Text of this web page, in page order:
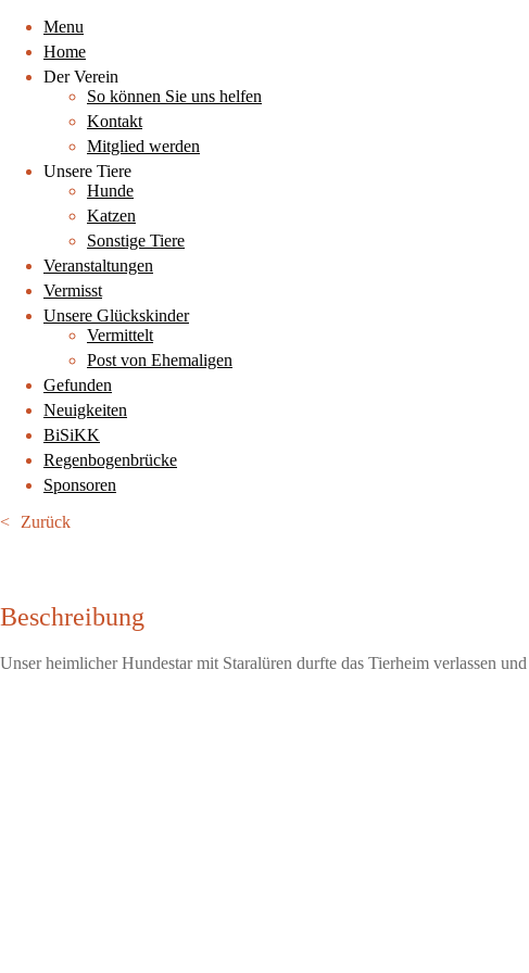
Menu
Home
Der Verein
So können Sie uns helfen
Kontakt
Mitglied werden
Unsere Tiere
Hunde
Katzen
Sonstige Tiere
Veranstaltungen
Vermisst
Unsere Glückskinder
Vermittelt
Post von Ehemaligen
Gefunden
Neuigkeiten
BiSiKK
Regenbogenbrücke
Sponsoren
Zurück
Beschreibung
Unser heimlicher Hundestar mit Staralüren durfte das Tierheim verlassen